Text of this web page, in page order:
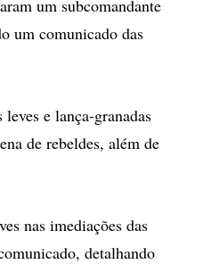
um subcomandante
um comunicado das
e lança-granadas
de rebeldes, além de
nas imediações das
detalhando